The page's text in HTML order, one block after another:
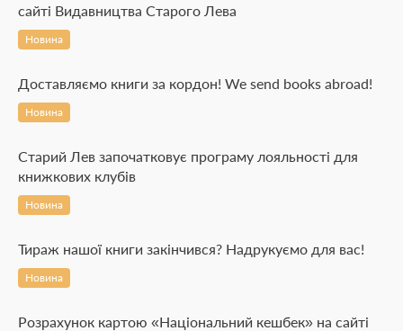
сайті Видавництва Старого Лева
Новина
Доставляємо книги за кордон! We send books abroad!
Новина
Старий Лев започатковує програму лояльності для
книжкових клубів
Новина
Тираж нашої книги закінчився? Надрукуємо для вас!
Новина
Розрахунок картою «Національний кешбек» на сайті